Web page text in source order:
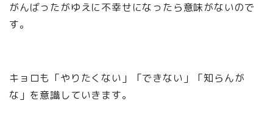
がんばったがゆえに不幸せになったら意味がないので
す。
キョロも「やりたくない」「できない」「知らんが
な」を意識していきます。